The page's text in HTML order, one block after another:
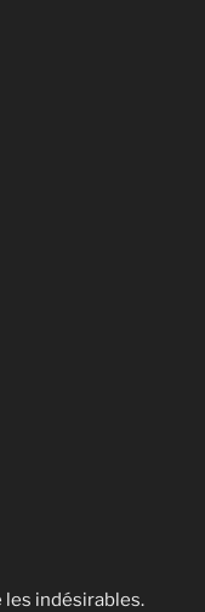
indésirables.